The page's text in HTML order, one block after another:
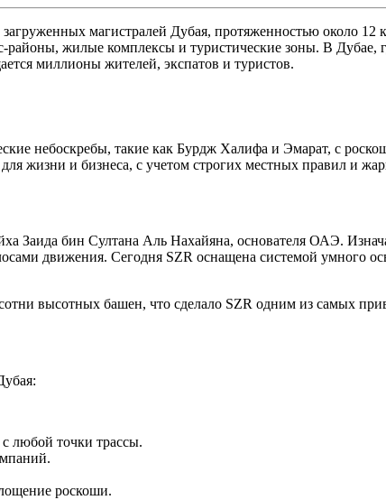
магистралей Дубая, протяженностью около 12
районы, жилые комплексы и туристические зоны. В
миллионы жителей, экспатов и туристов.
небоскребы, такие как Бурдж Халифа и Эмарат, с
жизни и бизнеса, с учетом строгих местных правил и
Заида бин Султана Аль Нахайяна, основателя ОАЭ.
движения. Сегодня SZR оснащена системой умного
высотных башен, что сделало SZR одним из самых
любой точки трассы.
роскоши.